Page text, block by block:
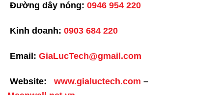
Đường dây nóng: 0946 954 220
Kinh doanh: 0903 684 220
Email: GiaLucTech@gmail.com
Website: www.gialuctech.com –